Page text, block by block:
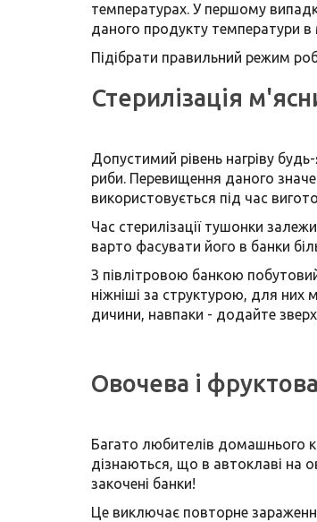
температурах. У першому
даного продукту температури в
Підібрати правильний режим
Стерилізація
Допустимий рівень нагріву
риби. Перевищення даного
використовується під час
Час стерилізації тушонки
варто фасувати його в банки
З півлітровою банкою
ніжніші за структурою, для них
дичини, навпаки - додайте
Овочева і
Багато любителів домашнього
дізнаються, що в автоклаві на
закочені банки!
Це виключає повторне